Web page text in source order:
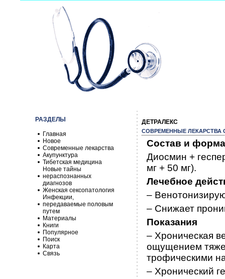
РАЗДЕЛЫ
Главная
Новое
Современные лекарства
Акупунктура
Тибетская медицина
Новые тайны
нераспознанных
диагнозов
Женская сексопатология
Инфекции,
передаваемые половым
путем
Материалы
Книги
Популярное
Поиск
Карта
Связь
ДЕТРАЛЕКС
СОВРЕМЕННЫЕ ЛЕКАРСТВА
Состав и
Диосмин +
мг + 50 мг).
Лечебное
–
– Снижает
Показания
– Хроническая
ощущением
трофическими
– Хронический